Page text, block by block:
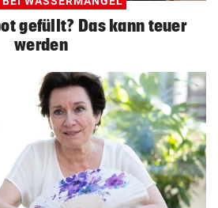
gefüllt? Das kann teuer
werden